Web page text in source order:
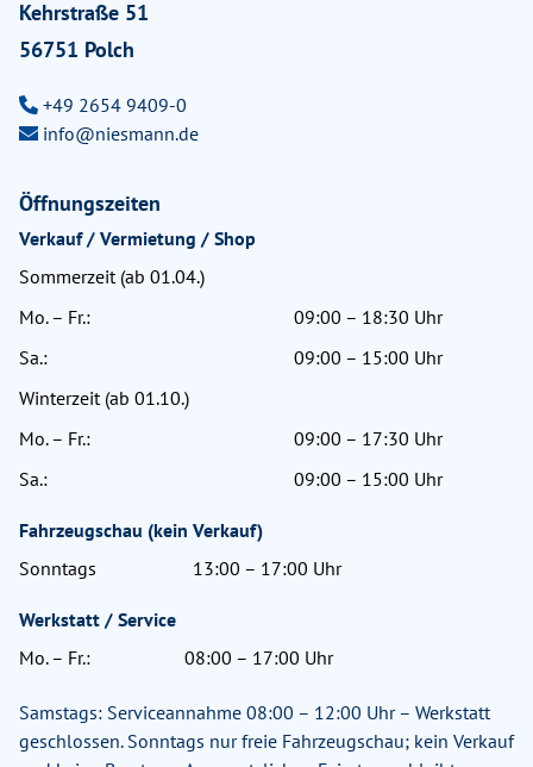
Kehrstraße 51
56751 Polch
+49 2654 9409-0
info@niesmann.de
Öffnungszeiten
Verkauf / Vermietung / Shop
Sommerzeit (ab 01.04.)
Mo. – Fr.:
09:00 – 18:30 Uhr
Sa.:
09:00 – 15:00 Uhr
Winterzeit (ab 01.10.)
Mo. – Fr.:
09:00 – 17:30 Uhr
Sa.:
09:00 – 15:00 Uhr
Fahrzeugschau (kein Verkauf)
Sonntags
13:00 – 17:00 Uhr
Werkstatt / Service
Mo. – Fr.:
08:00 – 17:00 Uhr
Samstags: Serviceannahme 08:00 – 12:00 Uhr – Werkstatt
geschlossen. Sonntags nur freie Fahrzeugschau; kein Verkauf